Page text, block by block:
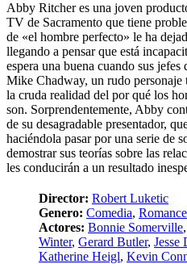
Abby Ritcher es una joven
TV de Sacramento que tiene
de «el hombre perfecto» le ha
llegando a pensar que está
espera una buena cuando sus
Mike Chadway, un rudo personaje
la cruda realidad del por qué los
son. Sorprendentemente, Abby
de su desagradable presentador,
haciéndola pasar por una serie de
demostrar sus teorías sobre las
les conducirán a un resultado
Director: Robert Luketic
Genero: Comedia, Romance
Actores: Bonnie Somerville,
Winter, Gerard Butler, Jesse
Katherine Heigl, Kevin